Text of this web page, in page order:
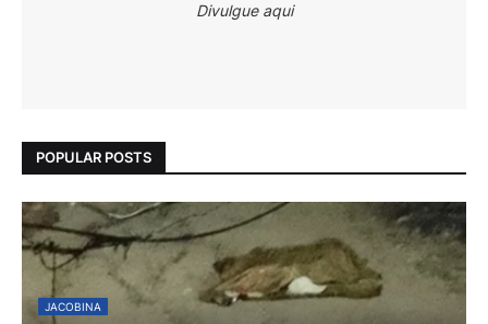
Divulgue aqui
POPULAR POSTS
JACOBINA